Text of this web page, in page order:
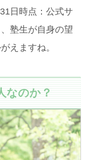
日時点：公式サ
塾生が自身の望
えますね。
なのか？